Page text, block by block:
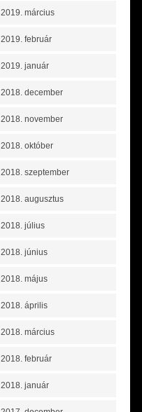
2019. március
2019. február
2019. január
2018. december
2018. november
2018. október
2018. szeptember
2018. augusztus
2018. július
2018. június
2018. május
2018. április
2018. március
2018. február
2018. január